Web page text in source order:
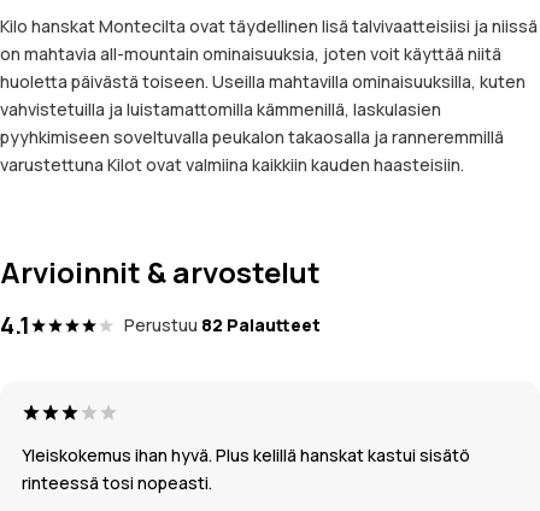
Kilo hanskat Montecilta ovat täydellinen lisä talvivaatteisiisi ja niissä
on mahtavia all-mountain ominaisuuksia, joten voit käyttää niitä
huoletta päivästä toiseen. Useilla mahtavilla ominaisuuksilla, kuten
vahvistetuilla ja luistamattomilla kämmenillä, laskulasien
pyyhkimiseen soveltuvalla peukalon takaosalla ja ranneremmillä
varustettuna Kilot ovat valmiina kaikkiin kauden haasteisiin.
Arvioinnit & arvostelut
4.1 Perustuu 82 Palautteet
Yleiskokemus ihan hyvä. Plus kelillä hanskat kastui sisätö
rinteessä tosi nopeasti.